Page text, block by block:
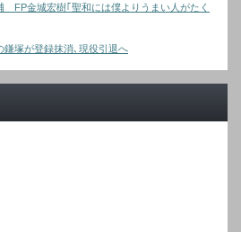
FP金城宏樹｢聖和には僕よりうまい人がたく
鎌塚が登録抹消､現役引退へ